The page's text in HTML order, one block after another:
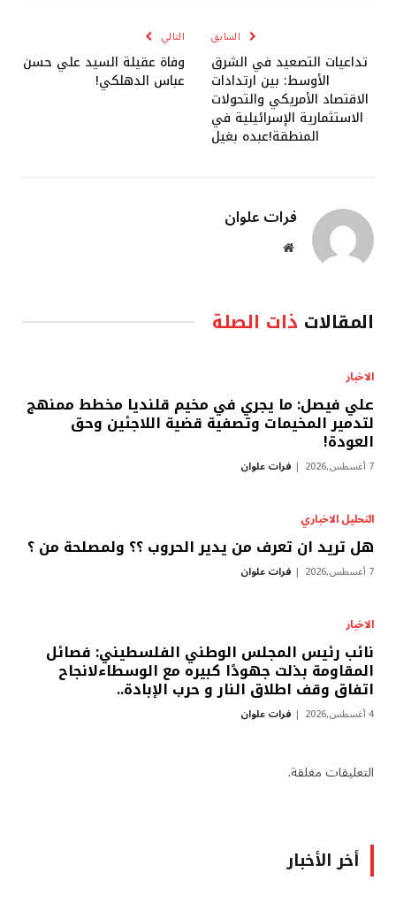
السابق
تداعيات التصعيد في الشرق
الأوسط: بين ارتدادات
الاقتصاد الأمريكي والتحولات
الاستثمارية الإسرائيلية في
المنطقة!عبده بغيل
التالي
وفاة عقيلة السيد علي حسن
عباس الدهلكي!
فرات علوان
موقع
المقالات ذات الصلة
الاخبار
علي فيصل: ما يجري في مخيم قلنديا مخطط ممنهج
لتدمير المخيمات وتصفية قضية اللاجئين وحق
العودة!
7 أغسطس,2026 فرات علوان
التحليل الاخباري
هل تريد ان تعرف من يدير الحروب ؟؟ ولمصلحة من ؟
7 أغسطس,2026 فرات علوان
الاخبار
نائب رئيس المجلس الوطني الفلسطيني: فصائل
المقاومة بذلت جهودًا كبيره مع الوسطاءلانجاح
اتفاق وقف اطلاق النار و حرب الإبادة..
4 أغسطس,2026 فرات علوان
التعليقات مغلقة.
أخر الأخبار